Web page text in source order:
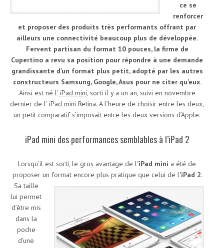
ce se
renforcer
et proposer des produits très performants offrant par
ailleurs une connectivité beaucoup plus de développée.
Fervent partisan du format 10 pouces, la firme de
Cupertino a revu sa position pour répondre à une demande
grandissante d’un format plus petit, adopté par les autres
constructeurs Samsung, Google, Asus pour ne citer qu’eux.
Ainsi est né l’iPad mini, sorti il y a un an, suivi en novembre
dernier de l’ iPad mini Retina. A l’heure de choisir entre les deux,
un petit comparatif s’imposait entre les deux versions d’Apple.
iPad mini des performances semblables à l’iPad 2
Lorsqu’il est sorti, le gros avantage de l’iPad mini a été de
proposer un format encore plus pratique que celui de l’iPad 2.
Sa taille
lui permet
d’être mis
dans la
poche
d’une